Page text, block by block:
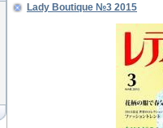
Lady Boutique №3 2015